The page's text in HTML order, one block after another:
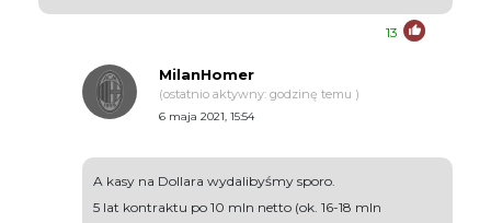
13
MilanHomer
(ostatnio aktywny: godzinę temu )
6 maja 2021, 15:54
A kasy na Dollara wydalibyśmy sporo.
5 lat kontraktu po 10 mln netto (ok. 16-18 mln